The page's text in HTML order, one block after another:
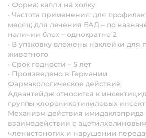
· Форма: капли на холку
· Частота применения: для
месяц; для лечения БАД – по
наличии блох – однократно 2
· В упаковку вложены наклейки для
животного
· Срок годности – 5 лет
· Произведено в Германии
Фармакологическое действие
Адвантейдж относится к
группы хлороникотиниловых
Механизм действия имидаклоприда
взаимодействии с
членистоногих и нарушении